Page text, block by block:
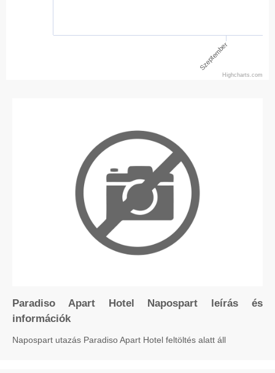
Szeptember
Highcharts.com
Paradiso Apart Hotel Napospart leírás és
információk
Napospart utazás Paradiso Apart Hotel feltöltés alatt áll